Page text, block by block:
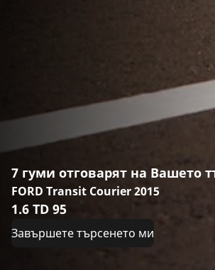
7 гуми отговарят на Вашето
FORD Transit Courier 2015
1.6 TD 95
Завършете търсенето ми